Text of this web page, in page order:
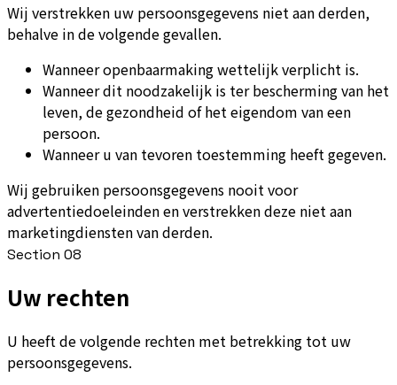
Wij verstrekken uw persoonsgegevens niet aan derden,
behalve in de volgende gevallen.
Wanneer openbaarmaking wettelijk verplicht is.
Wanneer dit noodzakelijk is ter bescherming van het
leven, de gezondheid of het eigendom van een
persoon.
Wanneer u van tevoren toestemming heeft gegeven.
Wij gebruiken persoonsgegevens nooit voor
advertentiedoeleinden en verstrekken deze niet aan
marketingdiensten van derden.
Section 08
Uw rechten
U heeft de volgende rechten met betrekking tot uw
persoonsgegevens.